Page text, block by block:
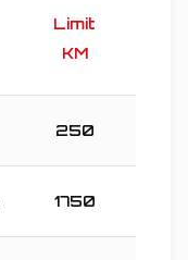
Limit
KM
250
1750